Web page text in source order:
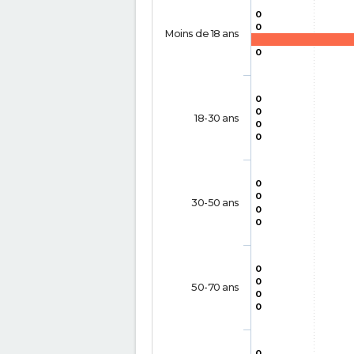
0
0
0
0
0
0
0
0
0
0
0
0
0
0
0
Moins de 18 ans
18-30 ans
30-50 ans
50-70 ans